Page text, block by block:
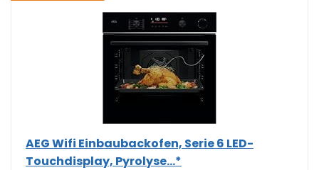
AEG Wifi Einbaubackofen, Serie 6 LED-
Touchdisplay, Pyrolyse...*